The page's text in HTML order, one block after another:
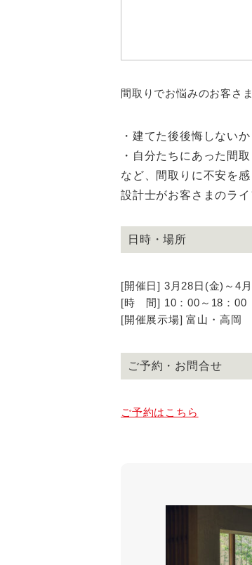
間取りでお悩みのお客さ
・建てた後後悔しないか
・自分たちにあった間
など、間取りに不安を
設計士がお客さまのラ
日時・場所
[開催日] 3月28日(金)～4
[時 間] 10：00～18：00
[開催展示場] 富山・高岡
ご予約・お問合せ
ご予約はこちら